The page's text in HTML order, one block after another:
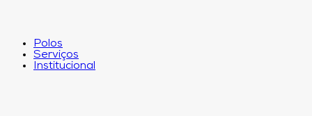
Polos
Serviços
Institucional